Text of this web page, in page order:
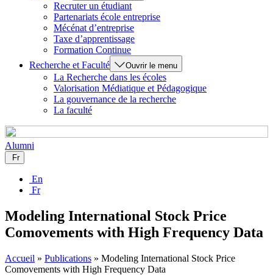
Recruter un étudiant
Partenariats école entreprise
Mécénat d’entreprise
Taxe d’apprentissage
Formation Continue
Recherche et Faculté
Ouvrir le menu
La Recherche dans les écoles
Valorisation Médiatique et Pédagogique
La gouvernance de la recherche
La faculté
Alumni
Fr
En
Fr
Modeling International Stock Price
Comovements with High Frequency Data
Accueil » Publications » Modeling International Stock Price
Comovements with High Frequency Data